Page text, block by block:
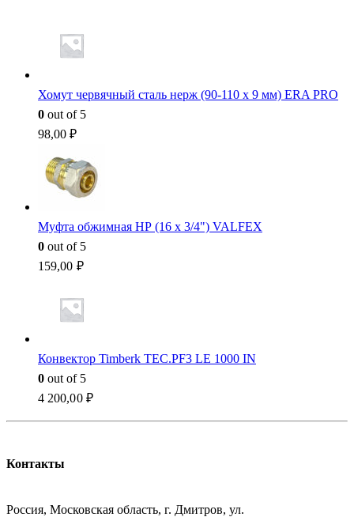
Хомут червячный сталь нерж (90-110 x 9 мм) ERA PRO
0 out of 5
98,00₽
Муфта обжимная НР (16 x 3/4") VALFEX
0 out of 5
159,00 ₽
Конвектор Timberk TEC.PF3 LE 1000 IN
0 out of 5
4 200,00 ₽
Контакты
Россия, Московская область, г. Дмитров, ул.